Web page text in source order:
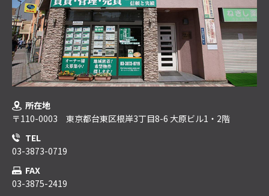
所在地
〒110-0003 東京都台東区根岸3丁目8-6 大原ビル1・2階
TEL
03-3873-0719
FAX
03-3875-2419